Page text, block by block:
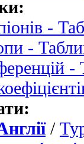
-
-
-
/